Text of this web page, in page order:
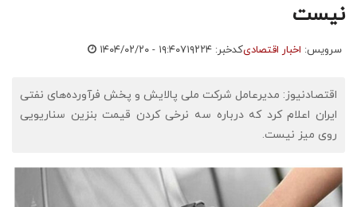
نیست
سرویس: اخبار اقتصادیکدخبر: ۷۱۹۲۲۴ ۱۴۰۴/۰۲/۲۰ - ۱۹:۴۰
اقتصادنیوز: مدیرعامل شرکت ملی پالایش و پخش فرآورده‌های نفتی
ایران اعلام کرد که درباره سه نرخی کردن قیمت بنزین سناریویی
روی میز نیست.